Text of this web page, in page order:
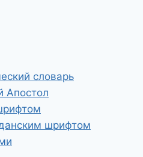
словарь
Апостол
шрифтом